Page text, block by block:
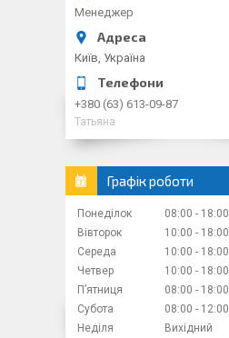
Менеджер
Київ, Україна
+380 (63) 613-09-87
Татьяна
Графік роботи
Понеділок 08:00
18:00
Вівторок
10:00
18:00
Середа
10:00
18:00
Четвер
10:00
18:00
Пʼятниця
08:00
18:00
Субота
08:00
12:00
Неділя
Вихідний